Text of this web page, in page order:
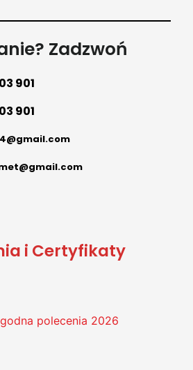
Zadzwoń
901
901
i Certyfikaty